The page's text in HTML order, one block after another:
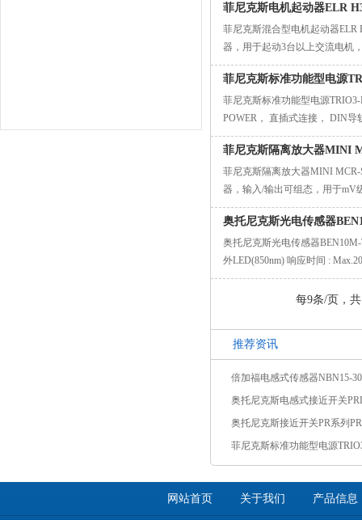
菲尼克斯电机起动器ELR
菲尼克斯混合型电机起动器ELR
器，用于起动3台以上交流电机
菲尼克斯标准功能型电源
菲尼克斯标准功能型电源TRIO3-
POWER， 直插式连接， DIN导
菲尼克斯隔离放大器MINI
菲尼克斯隔离放大器MINI MCR-
器，输入/输出可组态，用于mV
奥托尼克斯光电传感器
奥托尼克斯光电传感器
外LED(850nm) 响应时间 :
每9条/页，
推荐资讯
网站首页 关于我们 产品信息